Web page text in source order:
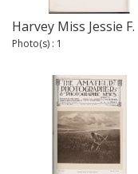
Harvey Miss Jessie F.
Photo(s) : 1